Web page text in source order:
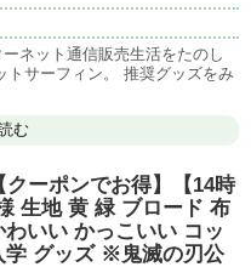
ネット通信販売生活をたのし
トサーフィン。 推奨グッズをみ
む
ーポンでお得】【14時
生地 黄 緑 ブロード 布
いい かっこいい コッ
学 グッズ ※鬼滅の刃公